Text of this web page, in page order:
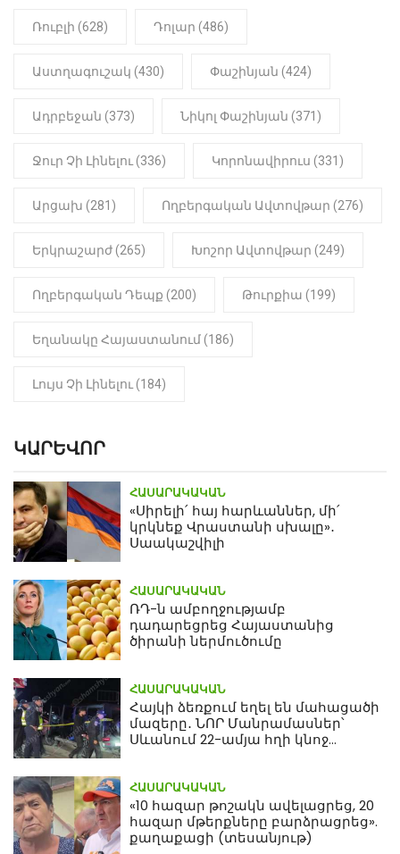
Նիկոլ Փաշինյան
ԻՐԱԴԱՐՁԱՅԻՆ 22:01
մանկապղծության համար
մարմինը
Ռուբլի (628) Դոլար (486)
Աստղագուշակ (430) Փաշինյան (424)
Ադրբեջան (373) Նիկոլ Փաշինյան (371)
Ջուր Չի Լինելու (336) Կորոնավիրուս (331)
Արցախ (281) Ողբերգական Ավտովթար (276)
Երկրաշարժ (265) Խոշոր Ավտովթար (249)
Ողբերգական Դեպք (200) Թուրքիա (199)
Եղանակը Հայաստանում (186)
Լույս Չի Լինելու (184)
ԿԱՐԵՎՈՐ
ՀԱՍԱՐԱԿԱԿԱՆ
«Սիրելի՛ հայ հարևաններ, մի՛
կրկնեք Վրաստանի սխալը»․
Սաակաշվիլի
ՀԱՍԱՐԱԿԱԿԱՆ
ՌԴ-ն ամբողջությամբ
դադարեցրեց Հայաստանից
ծիրանի ներմուծումը
ՀԱՍԱՐԱԿԱԿԱՆ
Հայկի ձեռքում եղել են մահացածի
մազերը․ ՆՈՐ Մանրամասներ՝
Սևանում 22-ամյա հղի կնոջ
ՀԱՍԱՐԱԿԱԿԱՆ
«10 հազար թոշակն ավելացրեց, 20
հազար մթերքները բարձրացրեց».
քաղաքացի (տեսանյութ)